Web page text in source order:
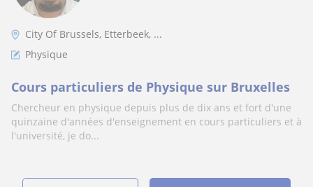
City Of Brussels, Etterbeek, ...
Physique
Cours particuliers de Physique sur Bruxelles
Chercheur en physique depuis plus de dix ans et fort d'une
quinzaine d'années d'enseignement en cours particuliers et à
l'université, je do...